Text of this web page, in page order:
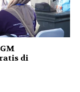
di